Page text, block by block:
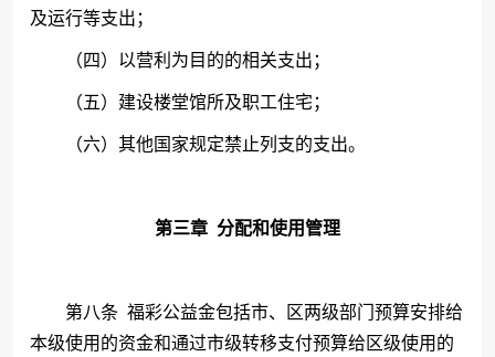
及运行等支出；
（四）以营利为目的的相关支出；
（五）建设楼堂馆所及职工住宅；
（六）其他国家规定禁止列支的支出。
第三章 分配和使用管理
第八条 福彩公益金包括市、区两级部门预算安排给
本级使用的资金和通过市级转移支付预算给区级使用的